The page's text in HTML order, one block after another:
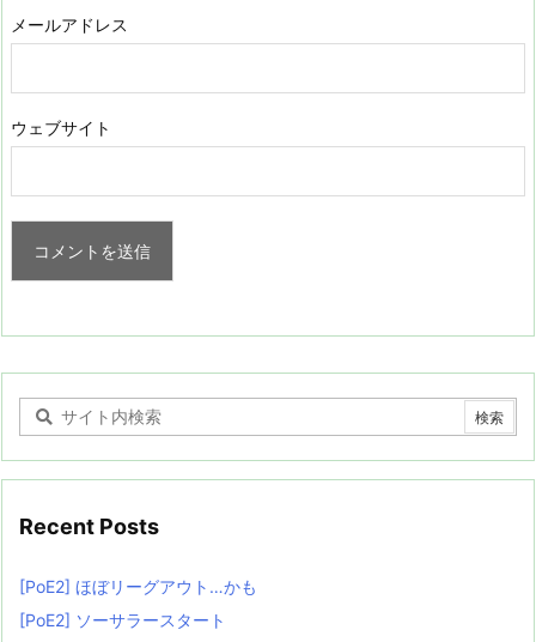
メールアドレス
ウェブサイト
Recent Posts
[PoE2] ほぼリーグアウト…かも
[PoE2] ソーサラースタート